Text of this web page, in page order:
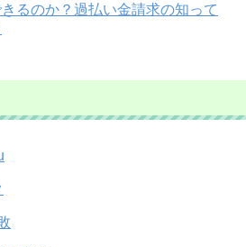
るのか？過払い金請求の知って